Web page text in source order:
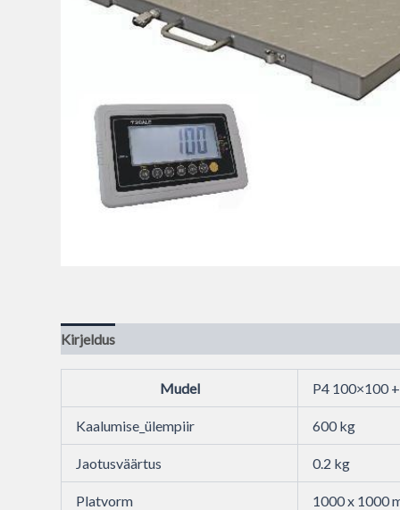
Kirjeldus
Mudel P4 100×100
Kaalumise_ülempiir 600 kg
Jaotusväärtus 0.2 kg
Platvorm 1000 x 1000